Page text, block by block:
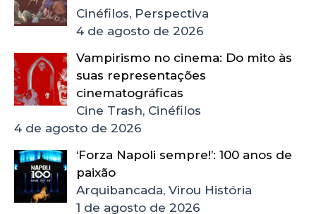
Cinéfilos, Perspectiva
4 de agosto de 2026
Vampirismo no cinema: Do mito às
suas representações
cinematográficas
Cine Trash, Cinéfilos
4 de agosto de 2026
‘Forza Napoli sempre!’: 100 anos de
paixão
Arquibancada, Virou História
1 de agosto de 2026